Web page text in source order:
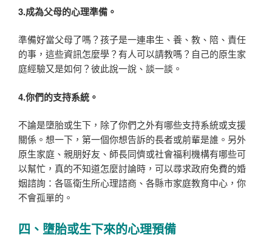
3.成為父母的心理準備。
準備好當父母了嗎？孩子是一連串生、養、教、陪、責任
的事，這些資訊怎麼學？有人可以請教嗎？自己的原生家
庭經驗又是如何？彼此說一說、談一談。
4.你們的支持系統。
不論是墮胎或生下，除了你們之外有哪些支持系統或支援
關係。想一下，第一個你想告訴的長者或前輩是誰。另外
原生家庭、親朋好友、師長同儕或社會福利機構有哪些可
以幫忙，真的不知道怎麼討論時，可以尋求政府免費的婚
姻諮詢：各區衛生所心理諮商、各縣市家庭教育中心，你
不會孤單的。
四、墮胎或生下來的心理預備